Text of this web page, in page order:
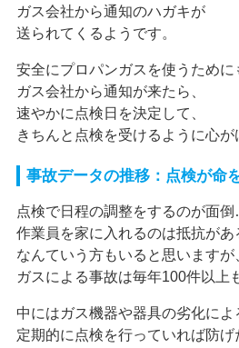
ガス会社から通知のハガキが
送られてくるようです。
安全にプロパンガスを使うために
ガス会社から通知が来たら、
速やかに点検日を決定して、
きちんと点検を受けるように心が
事故データの推移：点検が命
点検で日程の調整をするのが面
作業員を家に入れるのは抵抗が
なんていう方もいると思いますが
ガスによる事故は毎年100件以上
中にはガス機器や器具の劣化によ
定期的に点検を行っていれば防げ